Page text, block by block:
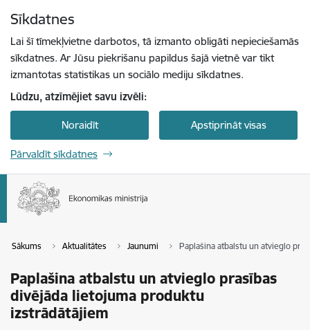
Sīkdatnes
Lai šī tīmekļvietne darbotos, tā izmanto obligāti nepieciešamās
sīkdatnes. Ar Jūsu piekrišanu papildus šajā vietnē var tikt
izmantotas statistikas un sociālo mediju sīkdatnes.
Lūdzu, atzīmējiet savu izvēli:
Noraidīt Apstiprināt visas
Pārvaldīt sīkdatnes
Sākums Aktualitātes Jaunumi Paplašina atbalstu un atvieglo
Paplašina atbalstu un atvieglo prasības
divējāda lietojuma produktu
izstrādātājiem